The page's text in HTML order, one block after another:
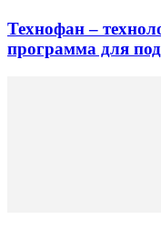
Технофан –
программа для